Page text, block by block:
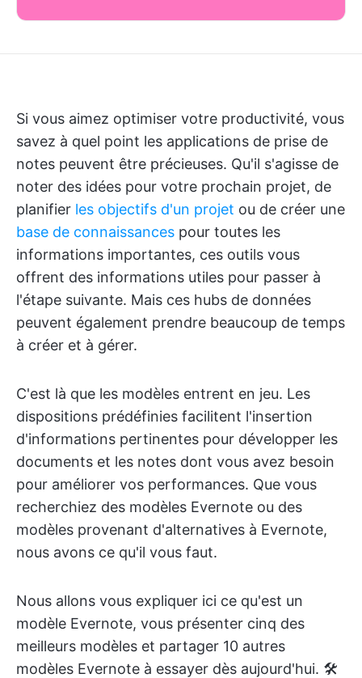
Si vous aimez optimiser votre productivité, vous
savez à quel point les applications de prise de
notes peuvent être précieuses. Qu'il s'agisse de
noter des idées pour votre prochain projet, de
planifier les objectifs d'un projet ou de créer une
base de connaissances pour toutes les
informations importantes, ces outils vous
offrent des informations utiles pour passer à
l'étape suivante. Mais ces hubs de données
peuvent également prendre beaucoup de temps
à créer et à gérer.
C'est là que les modèles entrent en jeu. Les
dispositions prédéfinies facilitent l'insertion
d'informations pertinentes pour développer les
documents et les notes dont vous avez besoin
pour améliorer vos performances. Que vous
recherchiez des modèles Evernote ou des
modèles provenant d'alternatives à Evernote,
nous avons ce qu'il vous faut.
Nous allons vous expliquer ici ce qu'est un
modèle Evernote, vous présenter cinq des
meilleurs modèles et partager 10 autres
modèles Evernote à essayer dès aujourd'hui. 🛠️